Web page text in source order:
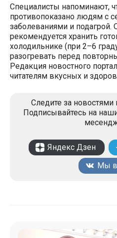
Специалисты напоминают,
противопоказано людям с
заболеваниями и подагрой.
рекомендуется хранить
холодильнике (при 2–6
разогревать перед
Редакция новостного
читателям вкусных и
Следите за
Подписывайтесь на
Яндекс Дзен
Мы в